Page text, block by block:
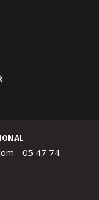
- 05 47 74